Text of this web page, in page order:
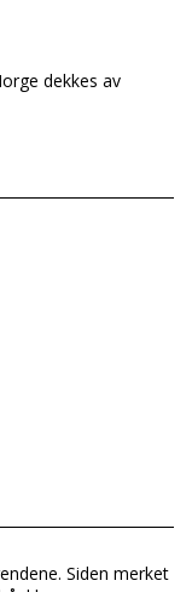
dekkes av
Siden merket